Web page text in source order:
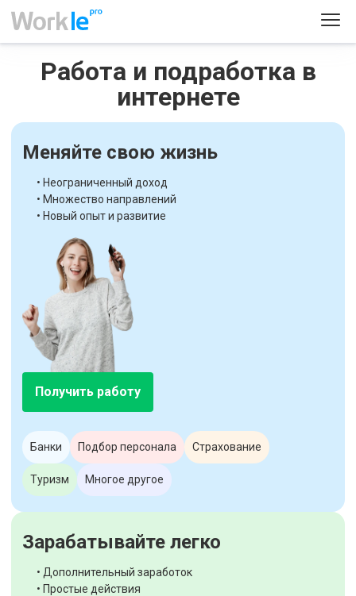
Работа и подработка в
интернете
Меняйте свою жизнь
• Неограниченный доход
• Множество направлений
• Новый опыт и развитие
Получить работу
Банки Подбор персонала Страхование
Туризм Многое другое
Зарабатывайте легко
• Дополнительный заработок
• Простые действия